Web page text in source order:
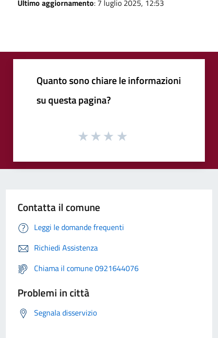
Ultimo aggiornamento: 7 luglio 2025, 12:53
Quanto sono chiare le informazioni
su questa pagina?
Contatta il comune
Leggi le domande frequenti
Richiedi Assistenza
Chiama il comune 0921644076
Problemi in città
Segnala disservizio